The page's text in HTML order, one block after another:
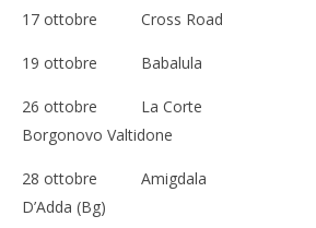
17 ottobre Cross
19 ottobre
26 ottobre La
Borgonovo Valtidone
28 ottobre
D’Adda (Bg)